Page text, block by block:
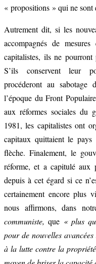
« propositions » qui ne sont
Autrement dit, si les
accompagnés de
capitalistes, ils ne
S’ils conservent leur
procéderont au
l’époque du Front
aux réformes sociales du
1981, les capitalistes ont
capitaux quittaient le pays
flèche. Finalement, le
réforme, et a capitulé aux
depuis à cet égard si ce
certainement encore plus
nous affirmons, dans
communiste,que « plus
pour de nouvelles
à la lutte contre la